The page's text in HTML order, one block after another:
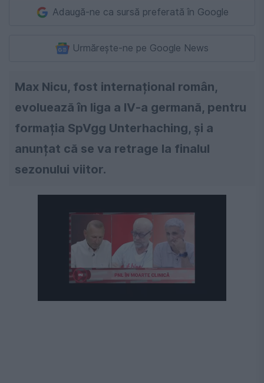
Adaugă-ne ca sursă preferată în Google
Urmărește-ne pe Google News
Max Nicu, fost internațional român,
evoluează în liga a IV-a germană, pentru
formația SpVgg Unterhaching, și a
anunțat că se va retrage la finalul
sezonului viitor.